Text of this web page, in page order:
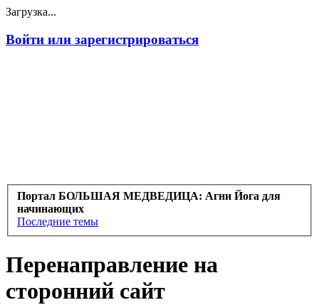
Загрузка...
Войти или зарегистрироваться
Портал БОЛЬШАЯ МЕДВЕДИЦА: Агни Йога для
начинающих
Последние темы
Перенаправление на
сторонний сайт